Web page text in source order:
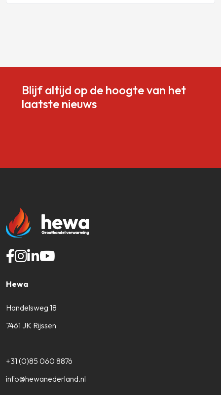
Blijf altijd op de hoogte van het
laatste nieuws
Hewa
Handelsweg 18
7461 JK Rijssen
+31 (0)85 060 8876
info@hewanederland.nl